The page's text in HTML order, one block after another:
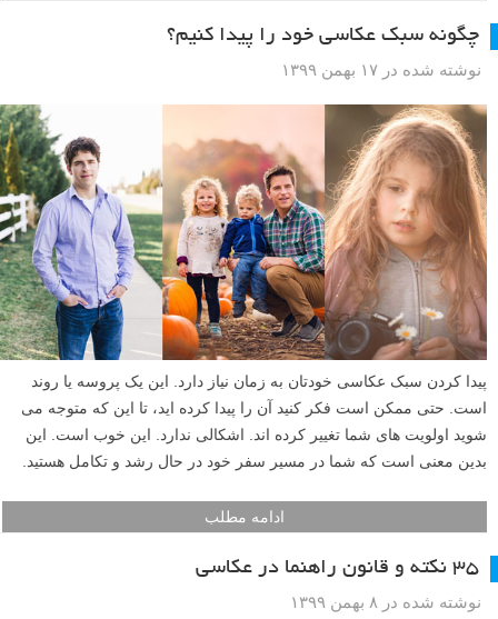
چگونه سبک عکاسی خود را پیدا کنیم؟
نوشته شده در ۱۷ بهمن ۱۳۹۹
پیدا کردن سبک عکاسی خودتان به زمان نیاز دارد. این یک پروسه یا روند
است. حتی ممکن است فکر کنید آن را پیدا کرده اید، تا این که متوجه می
شوید اولویت های شما تغییر کرده اند. اشکالی ندارد. این خوب است. این
بدین معنی است که شما در مسیر سفر خود در حال رشد و تکامل هستید.
ادامه مطلب
۳۵ نکته و قانون راهنما در عکاسی
نوشته شده در ۸ بهمن ۱۳۹۹